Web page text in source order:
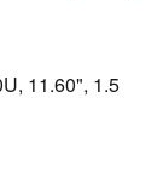
aber
das Dell
hat.
11.60", 1.5